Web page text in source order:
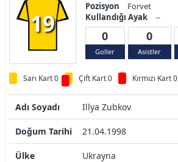
19
Pozisyon
Forvet
Kullandığı Ayak
--
0
Goller
0
Asistler
Sarı Kart 0 Çift Kart 0 Kırmızı Kart 0
Adı Soyadı Illya Zubkov
Doğum Tarihi 21.04.1998
Ülke Ukrayna